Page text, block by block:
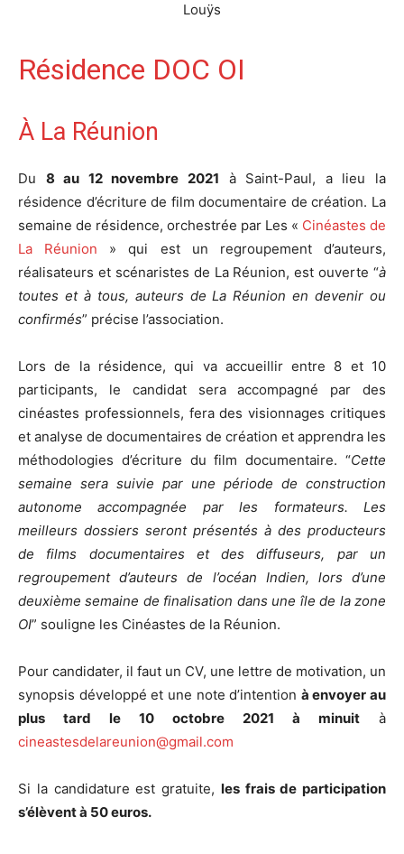
Louÿs
Résidence DOC OI
À La Réunion
Du 8 au 12 novembre 2021 à Saint-Paul, a lieu la
résidence d’écriture de film documentaire de création. La
semaine de résidence, orchestrée par Les « Cinéastes de
La Réunion » qui est un regroupement d’auteurs,
réalisateurs et scénaristes de La Réunion, est ouverte “à
toutes et à tous, auteurs de La Réunion en devenir ou
confirmés” précise l’association.
Lors de la résidence, qui va accueillir entre 8 et 10
participants, le candidat sera accompagné par des
cinéastes professionnels, fera des visionnages critiques
et analyse de documentaires de création et apprendra les
méthodologies d’écriture du film documentaire. “Cette
semaine sera suivie par une période de construction
autonome accompagnée par les formateurs. Les
meilleurs dossiers seront présentés à des producteurs
de films documentaires et des diffuseurs, par un
regroupement d’auteurs de l’océan Indien, lors d’une
deuxième semaine de finalisation dans une île de la zone
OI” souligne les Cinéastes de la Réunion.
Pour candidater, il faut un CV, une lettre de motivation, un
synopsis développé et une note d’intention à envoyer au
plus tard le 10 octobre 2021 à minuit à
cineastesdelareunion@gmail.com
Si la candidature est gratuite, les frais de participation
s’élèvent à 50 euros.